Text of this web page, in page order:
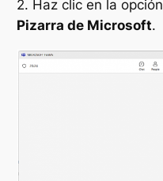
2. Haz clic en la opción
Pizarra de Microsoft.